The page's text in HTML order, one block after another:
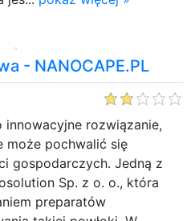
- NANOCAPE.PL
rozwiązanie,
może pochwalić się
gospodarczych. Jedną z
Sp. z o. o., która
preparatów